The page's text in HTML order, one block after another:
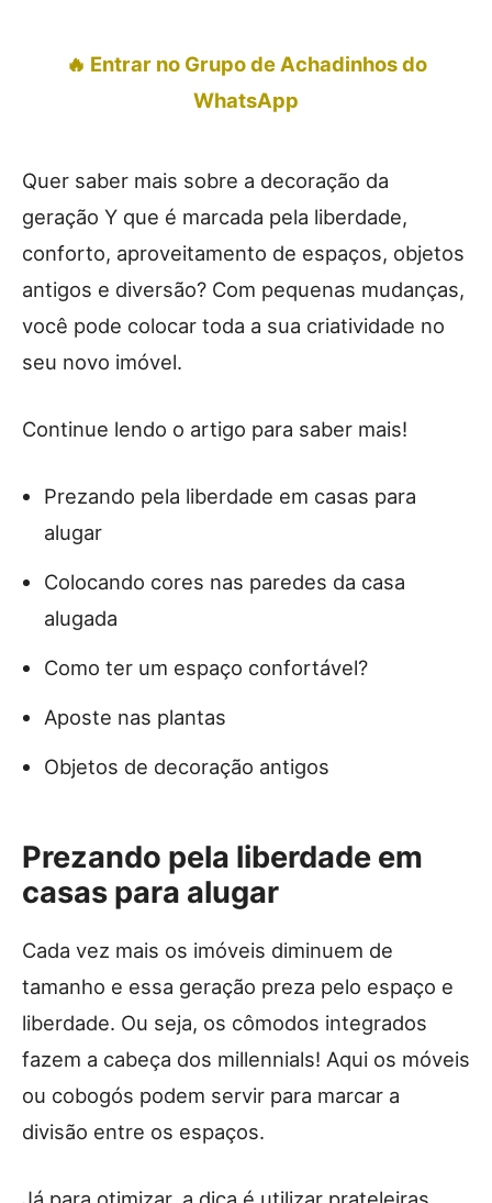
🔥 Entrar no Grupo de Achadinhos do
WhatsApp
Quer saber mais sobre a decoração da
geração Y que é marcada pela liberdade,
conforto, aproveitamento de espaços, objetos
antigos e diversão? Com pequenas mudanças,
você pode colocar toda a sua criatividade no
seu novo imóvel.
Continue lendo o artigo para saber mais!
Prezando pela liberdade em casas para
alugar
Colocando cores nas paredes da casa
alugada
Como ter um espaço confortável?
Aposte nas plantas
Objetos de decoração antigos
Prezando pela liberdade em
casas para alugar
Cada vez mais os imóveis diminuem de
tamanho e essa geração preza pelo espaço e
liberdade. Ou seja, os cômodos integrados
fazem a cabeça dos millennials! Aqui os móveis
ou cobogós podem servir para marcar a
divisão entre os espaços.